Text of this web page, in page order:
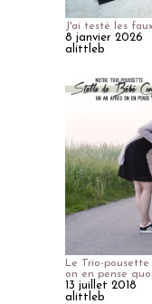
J'ai testé les
8 janvier 2026
alittleb
Le Trio-
on en pense
13 juillet 2018
alittleb